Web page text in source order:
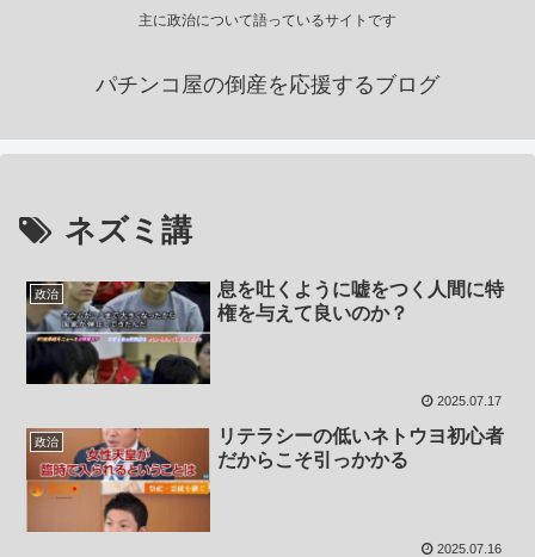
主に政治について語っているサイトです
パチンコ屋の倒産を応援するブログ
ネズミ講
政治
息を吐くように嘘をつく人間に特
権を与えて良いのか？
2025.07.17
政治
リテラシーの低いネトウヨ初心者
だからこそ引っかかる
2025.07.16